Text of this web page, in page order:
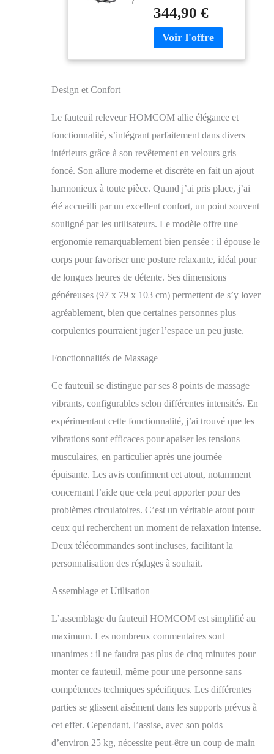
fauteuil inclinable
électrique est équipé de
huit points de massage
apaisant. Détendez vos
muscles en profitant
personnalisable et
d'une chaleur
réconfortante, tout cela
réglable à volonté
grâce à une
télécommande
ÉLECTRIQUE : Le
puissant moteur élève
facilement l'utilisateur
une assistance sûre et
confortable pour
s'asseoir ou se relever.
Ce fauteuil releveur
aux seniors ou aux
réduite pour un
quotidien facilité et
plus autonome.
INCLINAISON : Avec
une inclinaison allant
jusqu'à 135° et un
ce fauteuil de
relaxation s'ajuste à
tous vos besoins de
télévision ou sieste.
Étendez vos jambes
relaxation sur-mesure,
revêtement aspect
velours confère à ce
électrique douceur et
élégance, tandis que sa
structure en acier
stabilité. Offrez-vous
un véritable cocon de
confort et de style pour
une utilisation
344,90 €
Design et Confort
Le fauteuil releveur HOMCOM allie élégance et
fonctionnalité, s’intégrant parfaitement dans divers
intérieurs grâce à son revêtement en velours gris
foncé. Son allure moderne et discrète en fait un ajout
harmonieux à toute pièce. Quand j’ai pris place, j’ai
été accueilli par un excellent confort, un point souvent
souligné par les utilisateurs. Le modèle offre une
ergonomie remarquablement bien pensée : il épouse le
corps pour favoriser une posture relaxante, idéal pour
de longues heures de détente. Ses dimensions
généreuses (97 x 79 x 103 cm) permettent de s’y lover
agréablement, bien que certaines personnes plus
corpulentes pourraient juger l’espace un peu juste.
Fonctionnalités de Massage
Ce fauteuil se distingue par ses 8 points de massage
vibrants, configurables selon différentes intensités. En
expérimentant cette fonctionnalité, j’ai trouvé que les
vibrations sont efficaces pour apaiser les tensions
musculaires, en particulier après une journée
épuisante. Les avis confirment cet atout, notamment
concernant l’aide que cela peut apporter pour des
problèmes circulatoires. C’est un véritable atout pour
ceux qui recherchent un moment de relaxation intense.
Deux télécommandes sont incluses, facilitant la
personnalisation des réglages à souhait.
Assemblage et Utilisation
L’assemblage du fauteuil HOMCOM est simplifié au
maximum. Les nombreux commentaires sont
unanimes : il ne faudra pas plus de cinq minutes pour
monter ce fauteuil, même pour une personne sans
compétences techniques spécifiques. Les différentes
parties se glissent aisément dans les supports prévus à
cet effet. Cependant, l’assise, avec son poids
d’environ 25 kg, nécessite peut-être un coup de main